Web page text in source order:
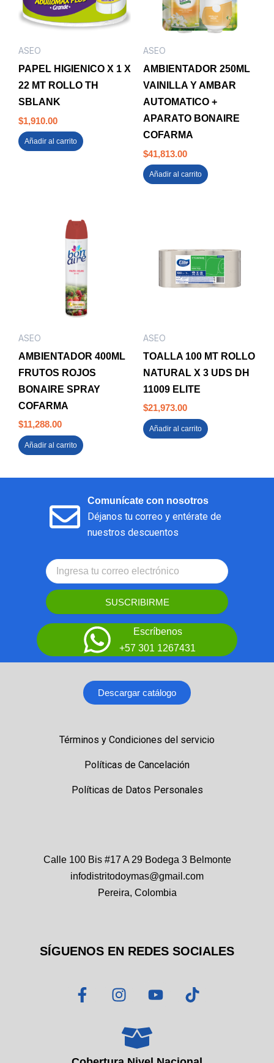
ASEO
PAPEL HIGIENICO X 1 X
22 MT ROLLO TH
SBLANK
$1,910.00
Añadir al carrito
ASEO
AMBIENTADOR 250ML
VAINILLA Y AMBAR
AUTOMATICO +
APARATO BONAIRE
COFARMA
$41,813.00
Añadir al carrito
ASEO
AMBIENTADOR 400ML
FRUTOS ROJOS
BONAIRE SPRAY
COFARMA
$11,288.00
Añadir al carrito
ASEO
TOALLA 100 MT ROLLO
NATURAL X 3 UDS DH
11009 ELITE
$21,973.00
Añadir al carrito
Comunícate con nosotros
Déjanos tu correo y entérate de
nuestros descuentos
SUSCRIBIRME
Escríbenos
+57 301 1267431
Descargar catálogo
Términos y Condiciones del servicio
Políticas de Cancelación
Políticas de Datos Personales
Calle 100 Bis #17 A 29 Bodega 3 Belmonte
infodistritodoymas@gmail.com
Pereira, Colombia
SÍGUENOS EN REDES SOCIALES
F
a
I
n
t
a
Y
o
T
i